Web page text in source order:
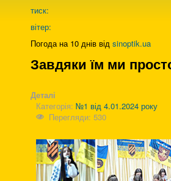
тиск:
вітер:
Погода на 10 днів від sinoptik.ua
Завдяки їм ми
Деталі
Категорія: №1 від 4.01.2024 року
Перегляди: 530